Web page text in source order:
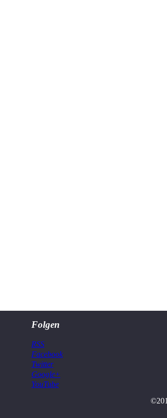
Folgen
RSS
Facebook
Twitter
Google+
YouTube